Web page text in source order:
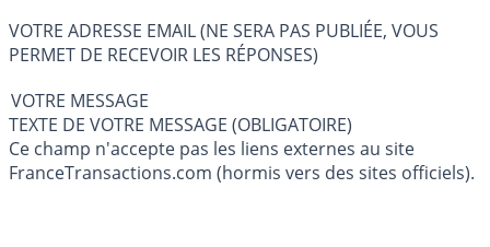
VOTRE ADRESSE EMAIL (NE SERA PAS PUBLIÉE, VOUS
PERMET DE RECEVOIR LES RÉPONSES)
VOTRE MESSAGE
TEXTE DE VOTRE MESSAGE (OBLIGATOIRE)
Ce champ n'accepte pas les liens externes au site
FranceTransactions.com (hormis vers des sites officiels).